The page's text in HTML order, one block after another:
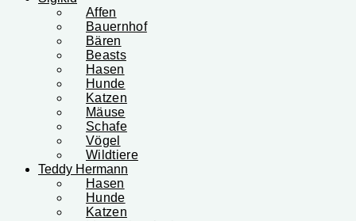
Affen
Bauernhof
Bären
Beasts
Hasen
Hunde
Katzen
Mäuse
Schafe
Vögel
Wildtiere
Teddy Hermann
Hasen
Hunde
Katzen